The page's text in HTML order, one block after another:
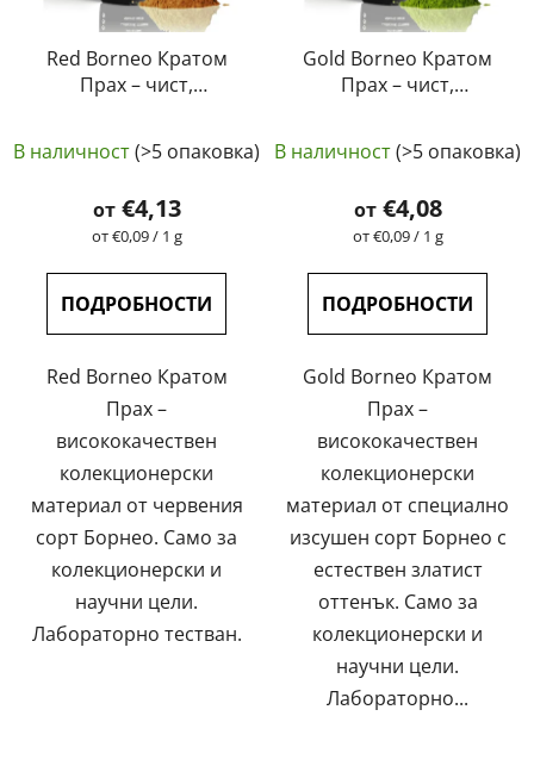
Red Borneo Кратом
Прах – чист,
| GreenGuru
оценка
на
продукта
5,0
звезди.
В наличност(>5 опаковка)
от€4,13
Измерване
цената:
от €0,09 / 1 g
ПОДРОБНОСТИ
Red Borneo Кратом
Прах –
висококачествен
колекционерски
материал от червения
сорт Борнео. Само за
колекционерски и
научни цели.
Лабораторно тестван.
Gold Borneo Кратом
Прах – чист,
| GreenGuru
В наличност(>5 опаковка)
от€4,08
Измерване
цената:
от €0,09 / 1 g
ПОДРОБНОСТИ
Gold Borneo Кратом
Прах –
висококачествен
колекционерски
материал от специално
изсушен сорт Борнео с
естествен златист
оттенък. Само за
колекционерски и
научни цели.
Лабораторно...